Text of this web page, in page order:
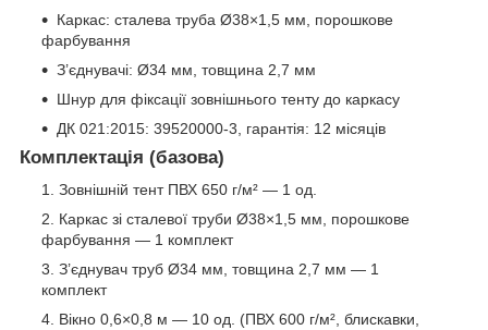
Каркас: сталева труба Ø38×1,5 мм, порошкове
фарбування
З’єднувачі: Ø34 мм, товщина 2,7 мм
Шнур для фіксації зовнішнього тенту до каркасу
ДК 021:2015: 39520000-3, гарантія: 12 місяців
Комплектація (базова)
Зовнішній тент ПВХ 650 г/м² — 1 од.
Каркас зі сталевої труби Ø38×1,5 мм, порошкове
фарбування — 1 комплект
З’єднувач труб Ø34 мм, товщина 2,7 мм — 1
комплект
Вікно 0,6×0,8 м — 10 од. (ПВХ 600 г/м², блискавки,